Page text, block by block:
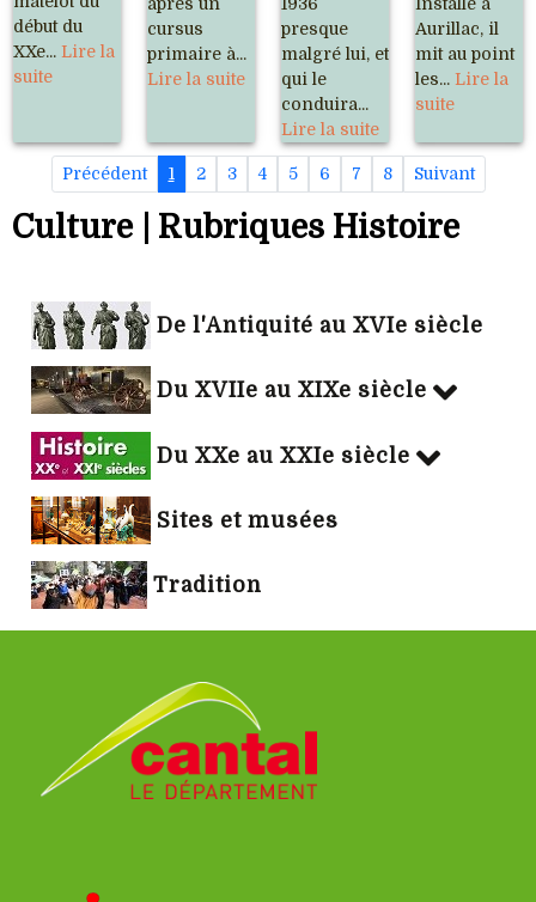
début du
XXe... Lire la
suite
après un
cursus
primaire à...
Lire la suite
1936
presque
malgré lui, et
qui le
conduira...
Lire la suite
Installé à
Aurillac, il
mit au point
les... Lire la
suite
Précédent 1 2 3 4 5 6 7 8 Suivant
Culture | Rubriques Histoire
De l'Antiquité au XVIe siècle
Du XVIIe au XIXe siècle
Du XXe au XXIe siècle
Sites et musées
Tradition